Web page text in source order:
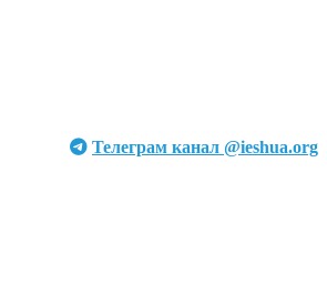
Телеграм канал @ieshua.org